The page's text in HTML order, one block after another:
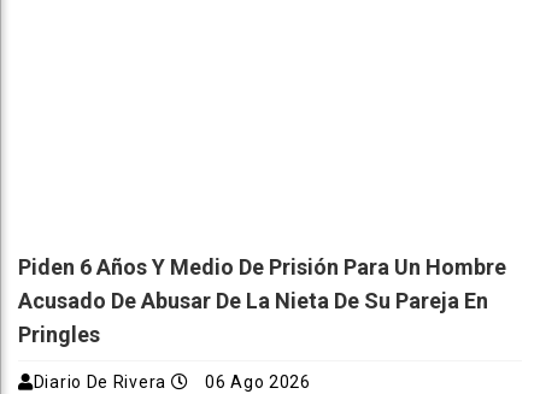
Piden 6 Años Y Medio De Prisión Para Un Hombre
Acusado De Abusar De La Nieta De Su Pareja En
Pringles
Diario De Rivera 06 Ago 2026